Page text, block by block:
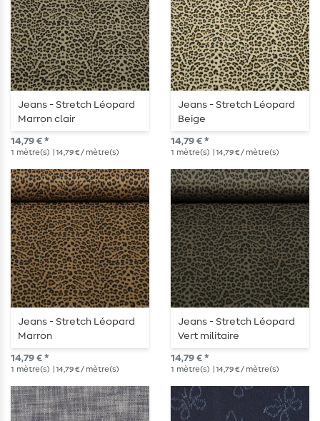
Jeans - Stretch Léopard
Marron clair
14,79 € *
1 mètre(s) | 14,79 € / mètre(s)
Jeans - Stretch Léopard
Beige
14,79 € *
1 mètre(s) | 14,79 € / mètre(s)
Jeans - Stretch Léopard
Marron
14,79 € *
1 mètre(s) | 14,79 € / mètre(s)
Jeans - Stretch Léopard
Vert militaire
14,79 € *
1 mètre(s) | 14,79 € / mètre(s)